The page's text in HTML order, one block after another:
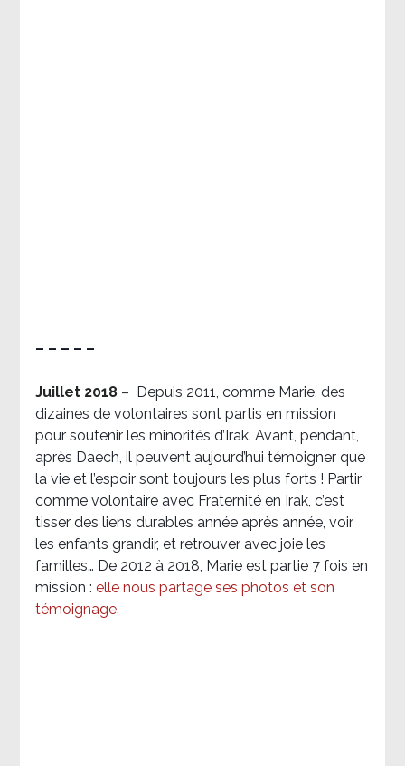
– – – – –
Juillet 2018 –
Depuis 2011, comme Marie, des
dizaines de volontaires sont partis en mission
pour soutenir les minorités d’Irak. Avant, pendant,
après Daech, il peuvent aujourd’hui témoigner que
la vie et l’espoir sont toujours les plus forts ! Partir
comme volontaire avec Fraternité en Irak, c’est
tisser des liens durables année après année, voir
les enfants grandir, et retrouver avec joie les
familles… De 2012 à 2018, Marie est partie 7 fois en
mission : elle nous partage ses photos et son
témoignage.